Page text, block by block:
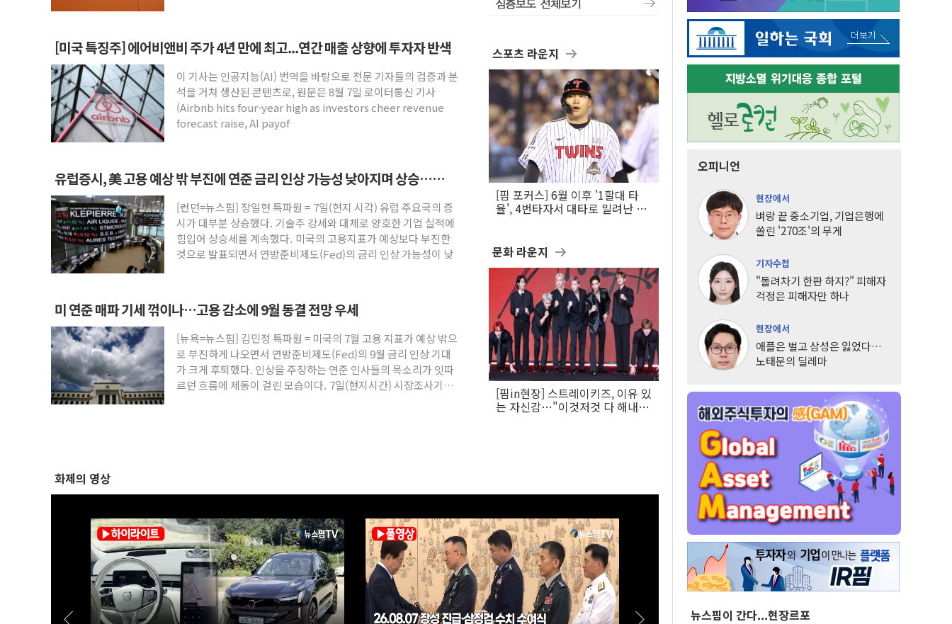
[미국 특징주] 에어비앤비 주가 4년 만에 최고...연간 매출 상향에 투자자 반색
이 기사는 인공지능(AI) 번역을 바탕으로 전문 기자들의 검증과 분
석을 거쳐 생산된 콘텐츠로, 원문은 8월 7일 로이터통신 기사
(Airbnb hits four-year high as investors cheer revenue
forecast raise, AI payof
유럽증시, 美 고용 예상 밖 부진에 연준 금리 인상 가능성 낮아지며 상승…
STOXX 600 지수는 나흘 연속 최고치
[런던=뉴스핌] 장일현 특파원 = 7일(현지 시각) 유럽 주요국의 증
시가 대부분 상승했다. 기술주 강세와 대체로 양호한 기업 실적에
힘입어 상승세를 계속했다. 미국의 고용지표가 예상보다 부진한
것으로 발표되면서 연방준비제도(Fed)의 금리 인상 가능성이 낮
미 연준 매파 기세 꺾이나…고용 감소에 9월 동결 전망 우세
[뉴욕=뉴스핌] 김민정 특파원 = 미국의 7월 고용 지표가 예상 밖으
로 부진하게 나오면서 연방준비제도(Fed)의 9월 금리 인상 기대
가 크게 후퇴했다. 인상을 주장하는 연준 인사들의 목소리가 잇따
르던 흐름에 제동이 걸린 모습이다. 7일(현지시간) 시장조사기관
스포츠 라운지
[핌 포커스] 6월 이후 '1할대 타
율', 4번타자서 대타로 밀려난 LG
문화 라운지
[핌in현장] 스트레이키즈, 이유 있
는 자신감…"이것저것 다 해내는
화제의 영상
오피니언
현장에서
벼랑 끝 중소기업, 기업은행에
쏠린 '270조'의 무게
기자수첩
"돌려차기 한판 하지?" 피해자
걱정은 피해자만 하나
현장에서
애플은 벌고 삼성은 잃었다…
노태문의 딜레마
뉴스핌이 간다...현장르포